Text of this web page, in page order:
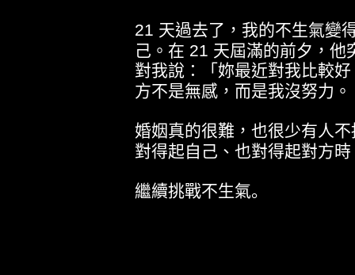
21 天過去了，我的不生氣變
己。在 21 天屆滿的前夕，他
對我說：「妳最近對我比較
方不是無感，而是我沒努力。
婚姻真的很難，也很少有人
對得起自己、也對得起對方
繼續挑戰不生氣。